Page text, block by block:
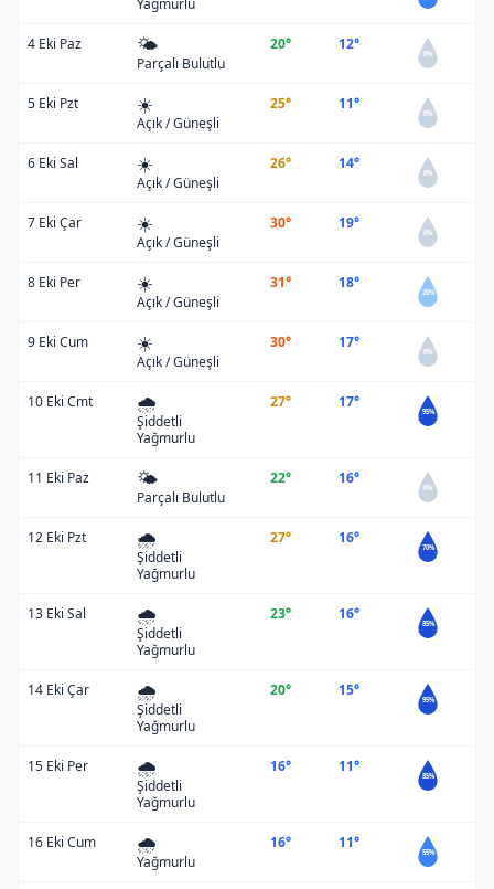
Yağmurlu
4 Eki Paz 🌤️
Parçalı Bulutlu
20° 12°
0%
5 Eki Pzt ☀️
Açık / Güneşli
25° 11°
0%
6 Eki Sal ☀️
Açık / Güneşli
26° 14°
0%
7 Eki Çar ☀️
Açık / Güneşli
30° 19°
0%
8 Eki Per ☀️
Açık / Güneşli
31° 18°
20%
9 Eki Cum ☀️
Açık / Güneşli
30° 17°
0%
10 Eki Cmt 🌧️
Şiddetli
Yağmurlu
27° 17°
95%
11 Eki Paz 🌤️
Parçalı Bulutlu
22° 16°
0%
12 Eki Pzt 🌧️
Şiddetli
Yağmurlu
27° 16°
70%
13 Eki Sal 🌧️
Şiddetli
Yağmurlu
23° 16°
85%
14 Eki Çar 🌧️
Şiddetli
Yağmurlu
20° 15°
95%
15 Eki Per 🌧️
Şiddetli
Yağmurlu
16° 11°
85%
16 Eki Cum 🌧️
Yağmurlu
16° 11°
55%